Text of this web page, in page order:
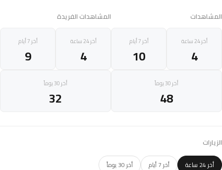
المشاهدات
أخر 24 ساعة
4
أخر 7 أيام
10
أخر 30 يوماً
48
المشاهدات الفريدة
أخر 24 ساعة
4
أخر 7 أيام
9
أخر 30 يوماً
32
الزيارات
أخر 24 ساعة أخر 7 أيام أخر 30 يوماً